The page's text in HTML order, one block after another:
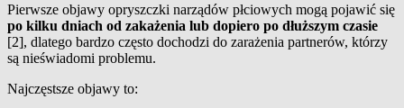
Pierwsze objawy opryszczki narządów płciowych mogą pojawić się
po kilku dniach od zakażenia lub dopiero po dłuższym czasie
[2], dlatego bardzo często dochodzi do zarażenia partnerów, którzy
są nieświadomi problemu.
Najczęstsze objawy to: